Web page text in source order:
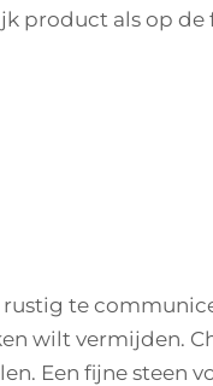
product als op de
te
wilt vermijden.
Een fijne steen